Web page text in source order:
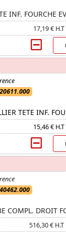
INF. FOURCHE
17,19 € H.T
TETE INF.
15,46 € H.T
COMPL. DROIT
516,30 € H.T